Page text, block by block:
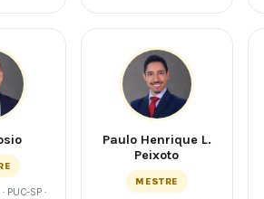
PUC-SP ·
Paulo Henrique L.
Peixoto
MESTRE